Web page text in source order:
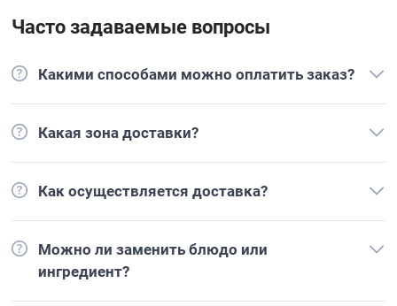
Часто задаваемые вопросы
Какими способами можно оплатить заказ?
Какая зона доставки?
Как осуществляется доставка?
Можно ли заменить блюдо или
ингредиент?